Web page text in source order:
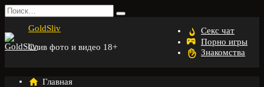
Перейти
к
содержанию
Search
for:
GoldSliv
Слив фото и видео 18+
Секс чат
Порно игры
Знакомства
Главная